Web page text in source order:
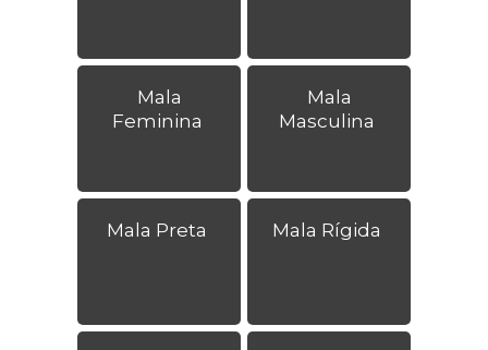
Mala
Feminina
Mala
Masculina
Mala Preta Mala Rígida